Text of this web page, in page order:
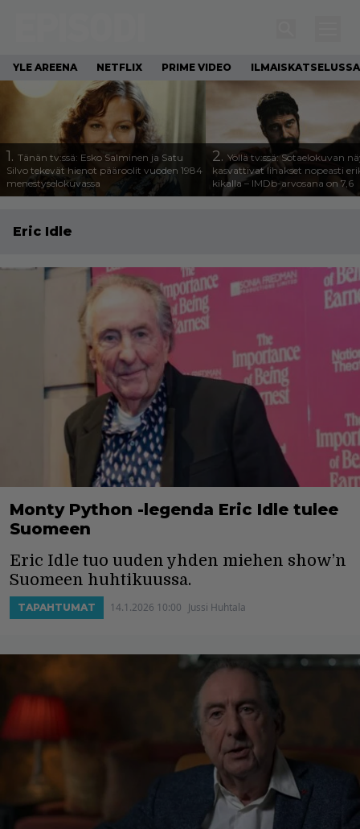
YLE AREENA NETFLIX PRIME VIDEO ILMAISKATSELUSSA
1. Tänän tv:ssä: Esko Salminen ja Satu
Silvo tekevät hienot pääroolit vuoden 1984
menestyselokuvassa
2. Yöllä tv:ssä: Sotaelokuvan
kasvattivat lihakset nopeasti
kikalla – IMDb-arvosana on 7,6
Eric Idle
Monty Python -legenda Eric Idle tulee
Suomeen
Eric Idle tuo uuden yhden miehen show’n
Suomeen huhtikuussa.
TAPAHTUMAT 14.1.2026 10:00 Jussi Huhtala